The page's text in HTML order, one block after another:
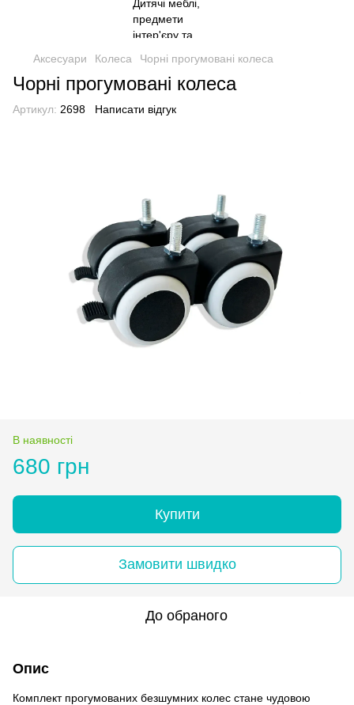
Аксесуари Колеса Чорні прогумовані колеса
Чорні прогумовані колеса
Артикул: 2698 Написати відгук
В наявності
680 грн
Купити
Замовити швидко
До обраного
Опис
Комплект прогумованих безшумних колес стане чудовою